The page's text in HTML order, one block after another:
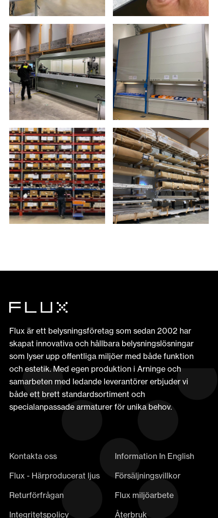
Flux är ett belysningsföretag som sedan 2002 har
skapat innovativa och hållbara belysningslösningar
som lyser upp offentliga miljöer med både funktion
och estetik. Med egen produktion i Arninge och
samarbeten med ledande leverantörer erbjuder vi
både ett brett standardsortiment och
specialanpassade armaturer för unika behov.
Kontakta oss
Information In English
Flux - Härproducerat ljus
Försäljningsvillkor
Returförfrågan
Flux miljöarbete
Integritetspolicy
Återbruk